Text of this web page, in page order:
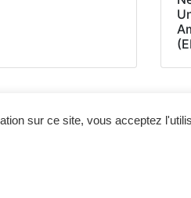
sur ce site, vous acceptez